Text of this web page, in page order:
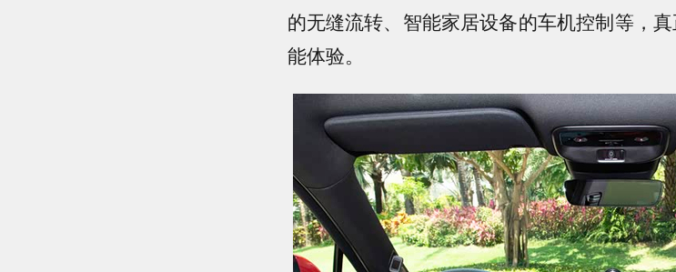
的无缝流转、智能家居设备的车机控制等，
能体验。